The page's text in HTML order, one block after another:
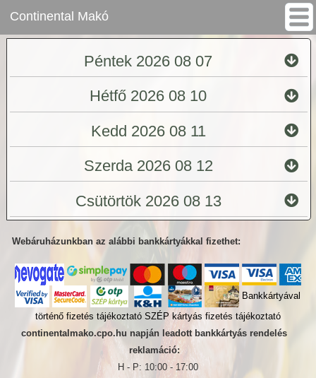
Continental Makó
Péntek 2026 08 07
Hétfő 2026 08 10
Kedd 2026 08 11
Szerda 2026 08 12
Csütörtök 2026 08 13
Webáruházunkban az alábbi bankkártyákkal fizethet:
Bankkártyával
történő fizetés tájékoztató SZÉP kártyás fizetés tájékoztató
continentalmako.cpo.hu napján leadott bankkártyás rendelés
reklamáció:
H - P: 10:00 - 17:00